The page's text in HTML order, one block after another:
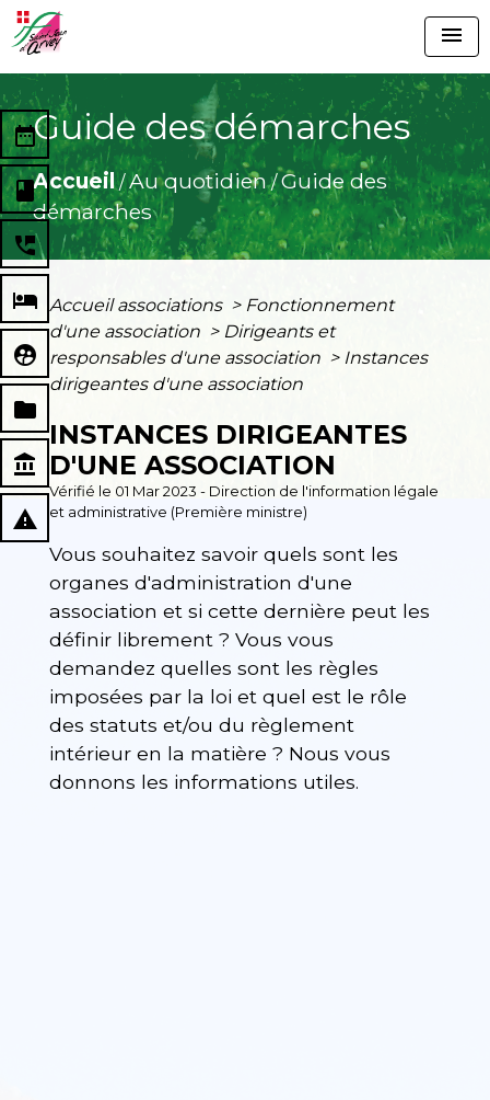
menu
Guide des démarches
Accueil/Au quotidien/Guide des
démarches
date_range
book
perm_phone_msg
local_hotel
supervised_user_circle
folder
account_balance
report_problem
Accueil associations > Fonctionnement
d'une association > Dirigeants et
responsables d'une association > Instances
dirigeantes d'une association
INSTANCES DIRIGEANTES
D'UNE ASSOCIATION
Vérifié le 01 Mar 2023 - Direction de l'information légale
et administrative (Première ministre)
Vous souhaitez savoir quels sont les
organes d'administration d'une
association et si cette dernière peut les
définir librement ? Vous vous
demandez quelles sont les règles
imposées par la loi et quel est le rôle
des statuts et/ou du règlement
intérieur en la matière ? Nous vous
donnons les informations utiles.